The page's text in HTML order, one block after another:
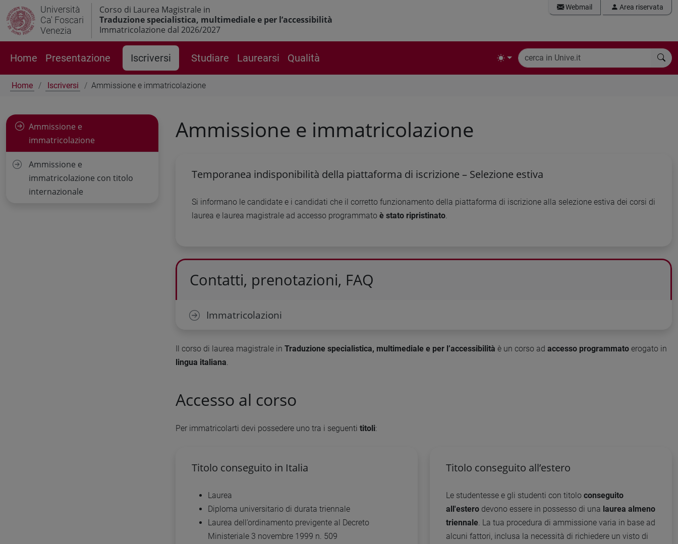
Università
Ca' Foscari
Venezia
Corso di Laurea Magistrale in
Traduzione specialistica, multimediale e per l’accessibilità
Immatricolazione dal 2026/2027
Webmail Area riservata
Home Presentazione Iscriversi Studiare Laurearsi Qualità
Home Iscriversi Ammissione e immatricolazione
Ammissione e immatricolazione
Temporanea indisponibilità della piattaforma di iscrizione – Selezione estiva
Si informano le candidate e i candidati che il corretto funzionamento della piattaforma di iscrizione alla selezione estiva dei corsi di
laurea e laurea magistrale ad accesso programmato è stato ripristinato
Contatti, prenotazioni, FAQ
Immatricolazioni
Il corso di laurea magistrale in Traduzione specialistica, multimediale e per l’accessibilità è un corso ad accesso programmato erogato in
lingua italiana.
Accesso al corso
Per immatricolarti devi possedere uno tra i seguenti titoli:
Titolo conseguito in Italia
Laurea
Diploma universitario di durata triennale
Laurea dell’ordinamento previgente al Decreto
Ministeriale 3 novembre 1999 n. 509
Titolo conseguito all’estero
Le studentesse e gli studenti con titolo conseguito
all'estero devono essere in possesso di una laurea almeno
triennale . La tua procedura di ammissione varia in base ad
alcuni fattori, inclusa la necessità di richiedere un visto di
Ammissione e
immatricolazione
Ammissione e
immatricolazione con titolo
internazionale